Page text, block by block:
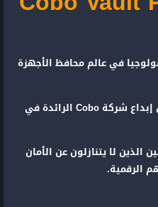
في عالم محافظ الأجهزة
هذا المفهوم الهندسي الرائد، من إبداع شركة Cobo الرائدة في
لا يتنازلون عن الأمان
الرقمية.